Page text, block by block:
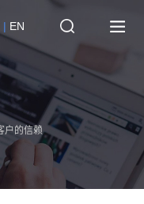
EN
|
户的信赖